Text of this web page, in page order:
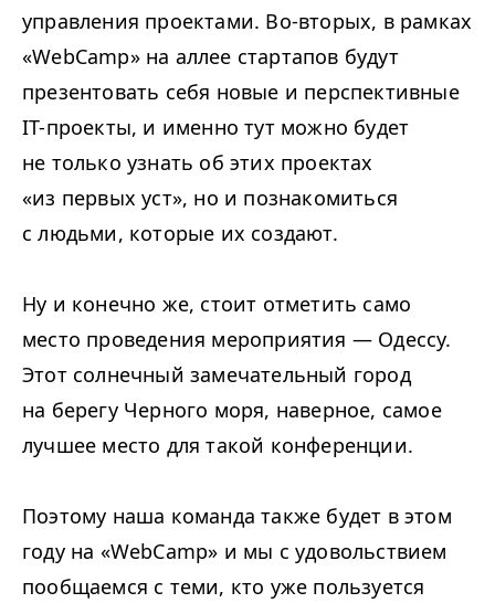
управления проектами. Во-вторых, в рамках
«WebCamp» на аллее стартапов будут
презентовать себя новые и перспективные
IT-проекты, и именно тут можно будет
не только узнать об этих проектах
«из первых уст», но и познакомиться
с людьми, которые их создают.
Ну и конечно же, стоит отметить само
место проведения мероприятия — Одессу.
Этот солнечный замечательный город
на берегу Черного моря, наверное, самое
лучшее место для такой конференции.
Поэтому наша команда также будет в этом
году на «WebCamp» и мы с удовольствием
пообщаемся с теми, кто уже пользуется